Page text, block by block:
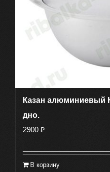
Казан алюминиевый
дно.
2900 ₽
В корзину